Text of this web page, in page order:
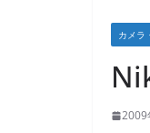
カメラ
2009